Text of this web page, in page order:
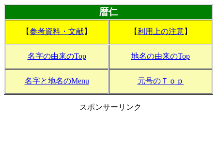
暦仁
【参考資料・文献】 【利用上の注意】
名字の由来のTop 地名の由来のTop
名字と地名のMenu 元号のＴｏｐ
スポンサーリンク